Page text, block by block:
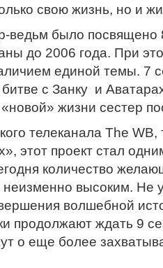
свою жизнь, но и
ведьм было посвящено
до 2006 года. При
единой темы. 7
с Занку и
жизни сестер
телеканала The
этот проект стал
количество
неизменно высоким. Не
волшебной
продолжают ждать 9
о еще более